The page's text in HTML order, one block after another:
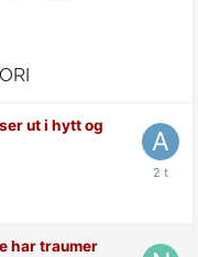
ut i hytt og
har traumer